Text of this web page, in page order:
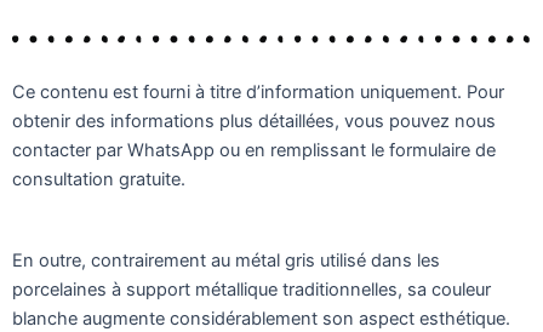
Ce contenu est fourni à titre d’information uniquement. Pour
obtenir des informations plus détaillées, vous pouvez nous
contacter par WhatsApp ou en remplissant le formulaire de
consultation gratuite.
En outre, contrairement au métal gris utilisé dans les
porcelaines à support métallique traditionnelles, sa couleur
blanche augmente considérablement son aspect esthétique.